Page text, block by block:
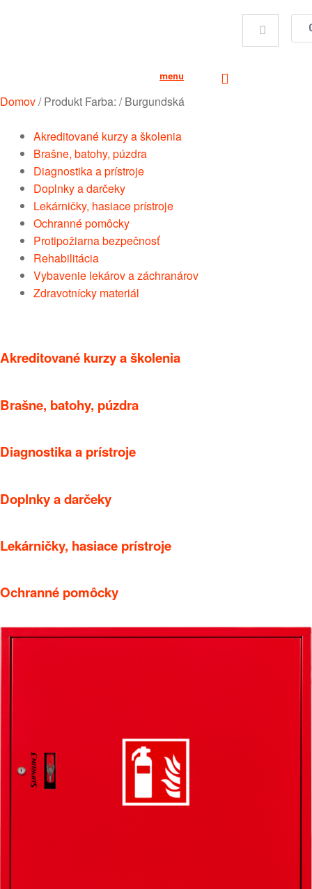
menu
Domov/Produkt Farba: /Burgundská
Akreditované kurzy a školenia
Brašne, batohy, púzdra
Diagnostika a prístroje
Doplnky a darčeky
Lekárničky, hasiace prístroje
Ochranné pomôcky
Protipožiarna bezpečnosť
Rehabilitácia
Vybavenie lekárov a záchranárov
Zdravotnícky materiál
Akreditované kurzy a školenia
Brašne, batohy, púzdra
Diagnostika a prístroje
Doplnky a darčeky
Lekárničky, hasiace prístroje
Ochranné pomôcky